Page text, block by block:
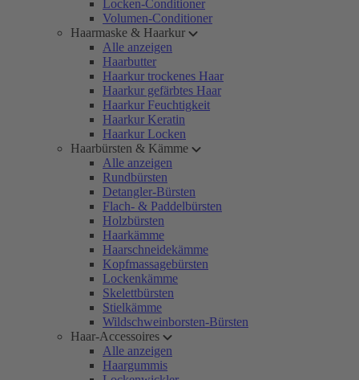
Locken-Conditioner
Volumen-Conditioner
Haarmaske & Haarkur
Alle anzeigen
Haarbutter
Haarkur trockenes Haar
Haarkur gefärbtes Haar
Haarkur Feuchtigkeit
Haarkur Keratin
Haarkur Locken
Haarbürsten & Kämme
Alle anzeigen
Rundbürsten
Detangler-Bürsten
Flach- & Paddelbürsten
Holzbürsten
Haarkämme
Haarschneidekämme
Kopfmassagebürsten
Lockenkämme
Skelettbürsten
Stielkämme
Wildschweinborsten-Bürsten
Haar-Accessoires
Alle anzeigen
Haargummis